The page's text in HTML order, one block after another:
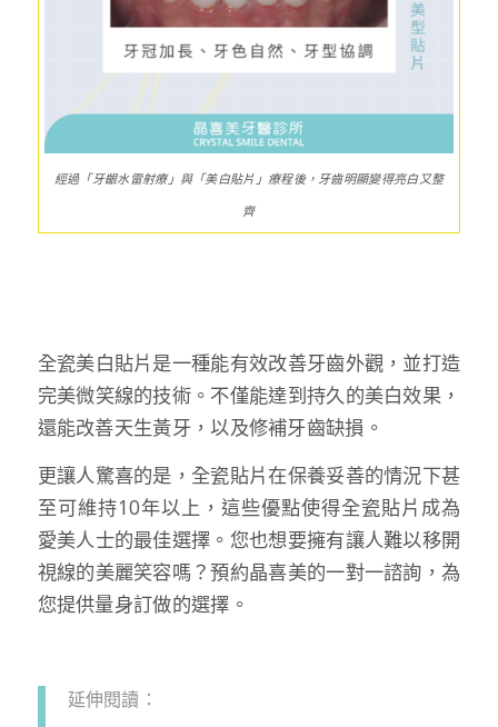
經過「牙齦水雷射療」與「美白貼片」療程後，牙齒明顯變得亮白又整
齊
全瓷美白貼片是一種能有效改善牙齒外觀，並打造
完美微笑線的技術。不僅能達到持久的美白效果，
還能改善天生黃牙，以及修補牙齒缺損。
更讓人驚喜的是，全瓷貼片在保養妥善的情況下甚
至可維持10年以上，這些優點使得全瓷貼片成為
愛美人士的最佳選擇。您也想要擁有讓人難以移開
視線的美麗笑容嗎？預約晶喜美的一對一諮詢，為
您提供量身訂做的選擇。
延伸閱讀：